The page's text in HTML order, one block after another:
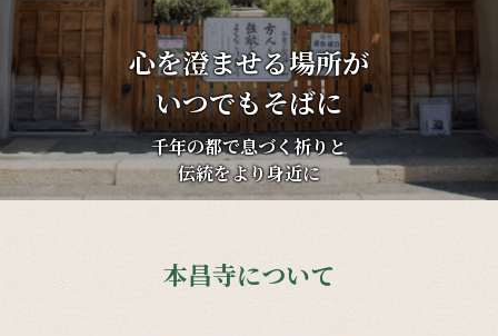
心を澄ませる場所が
いつでもそばに
千年の都で息づく祈りと
伝統をより身近に
本昌寺について